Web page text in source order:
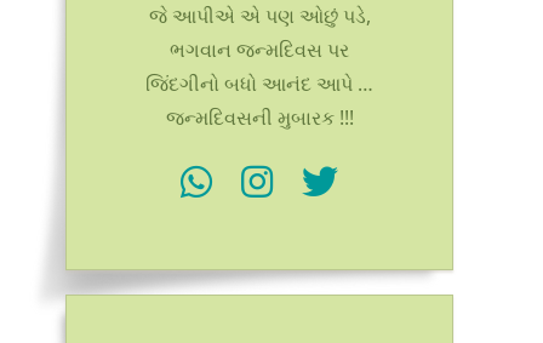
જે આપીએ એ પણ ઓછું પડે,
ભગવાન જન્મદિવસ પર
જિંદગીનો બધો આનંદ આપે …
જન્મદિવસની મુબારક !!!